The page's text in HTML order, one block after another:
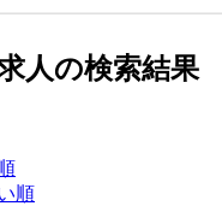
人の検索結果
順